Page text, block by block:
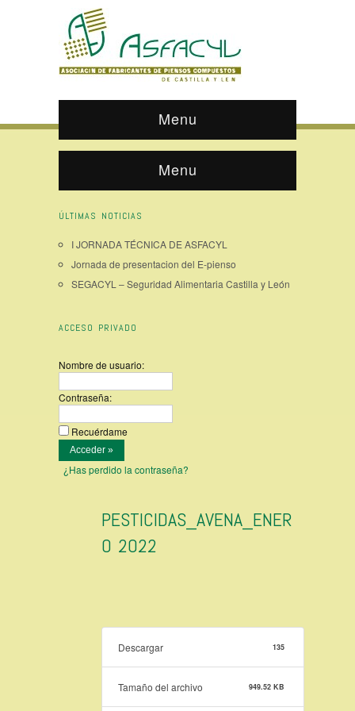
Menu
Menu
ÚLTIMAS NOTICIAS
I JORNADA TÉCNICA DE ASFACYL
Jornada de presentacion del E-pienso
SEGACYL – Seguridad Alimentaria Castilla y León
ACCESO PRIVADO
Nombre de usuario:
Contraseña:
Recuérdame
¿Has perdido la contraseña?
PESTICIDAS_AVENA_ENER
O 2022
Descargar 135
Tamaño del archivo 949.52 KB